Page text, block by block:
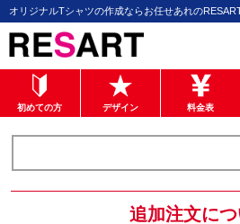
オリジナルTシャツの作成ならお任せあれの
初めての方 デザイン 料金表
追加注文に